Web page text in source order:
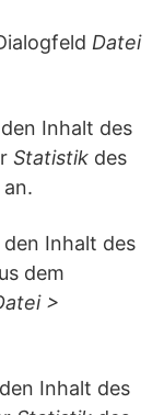
Datei
des
Statistik des
an.
des
dem
>
Inhalt des